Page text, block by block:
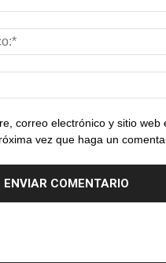
correo electrónico y sitio web
vez que haga un